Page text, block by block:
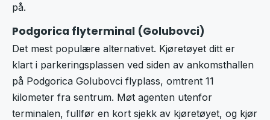
på.
Podgorica flyterminal (Golubovci)
Det mest populære alternativet. Kjøretøyet ditt er
klart i parkeringsplassen ved siden av ankomsthallen
på Podgorica Golubovci flyplass, omtrent 11
kilometer fra sentrum. Møt agenten utenfor
terminalen, fullfør en kort sjekk av kjøretøyet, og kjør